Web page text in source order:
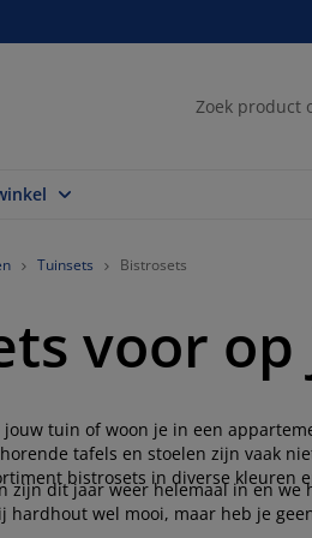
Tuinsets Bistrosets
voor
tuin of woon je in een
tafels en stoelen zijn vaak
bistrosets in diverse
zijn dit jaar weer helemaal in en
hardhout wel mooi, maar heb je